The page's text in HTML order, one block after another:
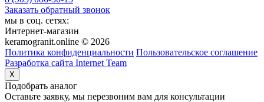
Заказать обратный звонок
мы в соц. сетях:
Интернет-магазин
keramogranit.online © 2026
Политика конфиденциальности Пользовательское соглашение
Разработка сайта Internet Team
X
Подобрать аналог
Оставьте заявку, мы перезвоним вам для консультации